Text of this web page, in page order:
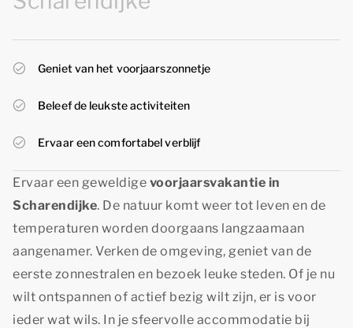
Geniet van het voorjaarszonnetje
Beleef de leukste activiteiten
Ervaar een comfortabel verblijf
Ervaar een geweldige voorjaarsvakantie in
Scharendijke. De natuur komt weer tot leven en de
temperaturen worden doorgaans langzaamaan
aangenamer. Verken de omgeving, geniet van de
eerste zonnestralen en bezoek leuke steden. Of je nu
wilt ontspannen of actief bezig wilt zijn, er is voor
ieder wat wils. In je sfeervolle accommodatie bij